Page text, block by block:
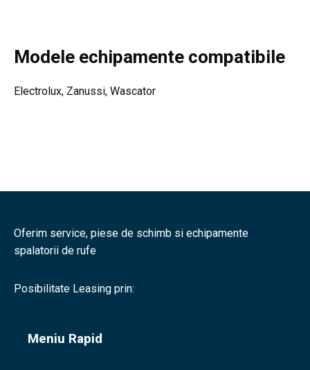
Modele echipamente compatibile
Electrolux, Zanussi, Wascator
Oferim service, piese de schimb si echipamente
spalatorii de rufe
Posibilitate Leasing prin:
Meniu Rapid